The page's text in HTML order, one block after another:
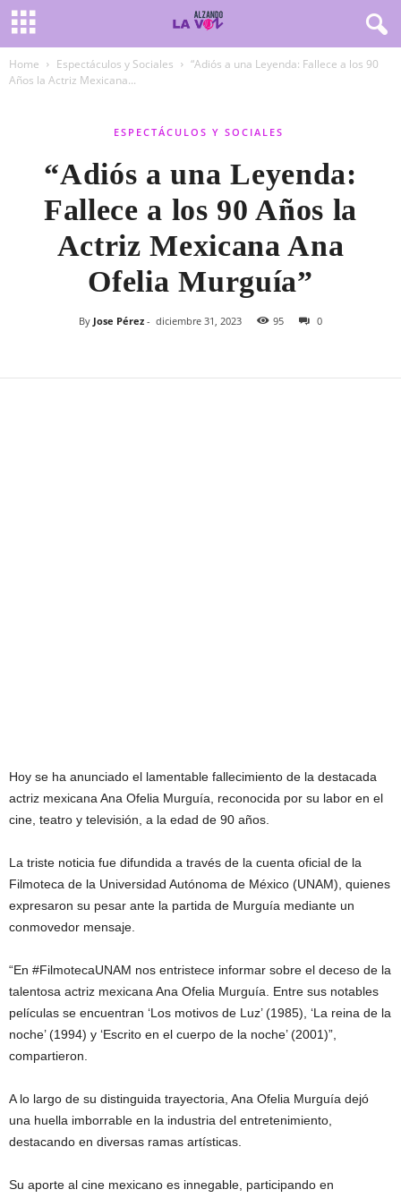
Home Espectáculos y Sociales
“Adiós a una Leyenda: Fallece a los 90
Años la Actriz Mexicana...
ESPECTÁCULOS Y SOCIALES
“Adiós a una Leyenda:
Fallece a los 90 Años la
Actriz Mexicana Ana
Ofelia Murguía”
By Jose Pérez - diciembre 31, 2023 95 0
Hoy se ha anunciado el lamentable fallecimiento de la destacada
actriz mexicana Ana Ofelia Murguía, reconocida por su labor en el
cine, teatro y televisión, a la edad de 90 años.
La triste noticia fue difundida a través de la cuenta oficial de la
Filmoteca de la Universidad Autónoma de México (UNAM), quienes
expresaron su pesar ante la partida de Murguía mediante un
conmovedor mensaje.
“En #FilmotecaUNAM nos entristece informar sobre el deceso de la
talentosa actriz mexicana Ana Ofelia Murguía. Entre sus notables
películas se encuentran ‘Los motivos de Luz’ (1985), ‘La reina de la
noche’ (1994) y ‘Escrito en el cuerpo de la noche’ (2001)”,
compartieron.
A lo largo de su distinguida trayectoria, Ana Ofelia Murguía dejó
una huella imborrable en la industria del entretenimiento,
destacando en diversas ramas artísticas.
Su aporte al cine mexicano es innegable, participando en